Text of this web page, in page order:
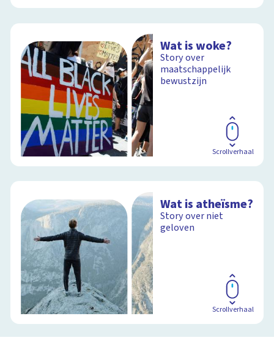
Wat is woke?
Story over
maatschappelijk
bewustzijn
Scrollverhaal
Wat is atheïsme?
Story over niet
geloven
Scrollverhaal